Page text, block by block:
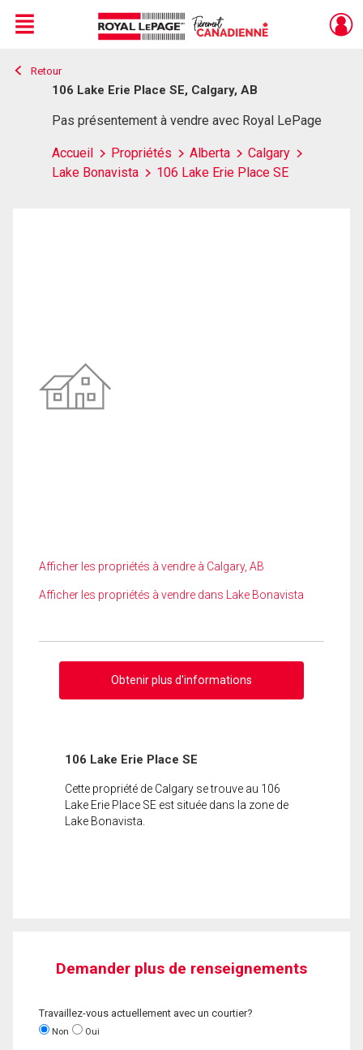
Live
En Direct
Menu
Retour
106 Lake Erie Place SE, Calgary, AB
Pas présentement à vendre avec Royal LePage
Accueil Propriétés Alberta
Calgary
Lake Bonavista
106 Lake Erie Place SE
Afficher les propriétés à vendre à Calgary, AB
Afficher les propriétés à vendre dans Lake Bonavista
Obtenir plus d'informations
106 Lake Erie Place SE
Cette propriété de Calgary se trouve au 106
Lake Erie Place SE est située dans la zone de
Lake Bonavista.
Demander plus de renseignements
Travaillez-vous actuellement avec un courtier?
Non Oui